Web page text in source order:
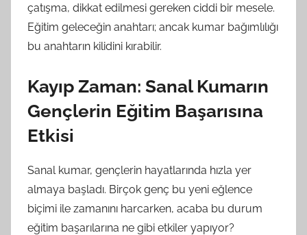
çatışma, dikkat edilmesi gereken ciddi bir mesele.
Eğitim geleceğin anahtarı; ancak kumar bağımlılığı
bu anahtarın kilidini kırabilir.
Kayıp Zaman: Sanal Kumarın
Gençlerin Eğitim Başarısına
Etkisi
Sanal kumar, gençlerin hayatlarında hızla yer
almaya başladı. Birçok genç bu yeni eğlence
biçimi ile zamanını harcarken, acaba bu durum
eğitim başarılarına ne gibi etkiler yapıyor?